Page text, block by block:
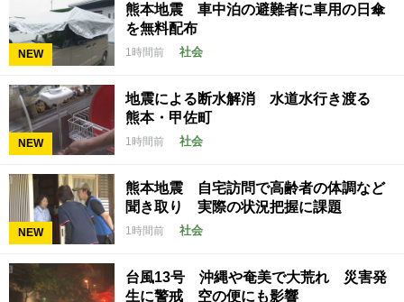
NEW
熊本地震 車中泊の避難者に車用の日傘
を無料配布
1時間前 社会
NEW
地震による断水解消 水道水行き渡る
熊本・甲佐町
1時間前 社会
NEW
熊本地震 自宅訪問で高齢者の体調など
聞き取り 実際の状況把握に課題
1時間前 社会
台風13号 沖縄や奄美で大荒れ 災害発
生に警戒 空の便にも影響